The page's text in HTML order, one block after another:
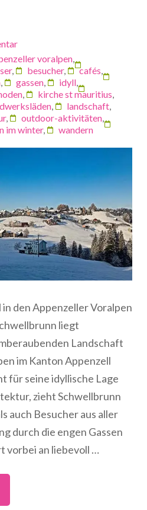
voralpen,
, besucher, cafés,
, gassen, idyll,
, kirche st mauritius,
, landschaft,
, outdoor-aktivitäten,
im winter, wandern
den Appenzeller Voralpen
liegt
Landschaft
im Kanton Appenzell
für seine idyllische Lage
zieht Schwellbrunn
auch Besucher aus aller
durch die engen Gassen
vorbei an liebevoll …